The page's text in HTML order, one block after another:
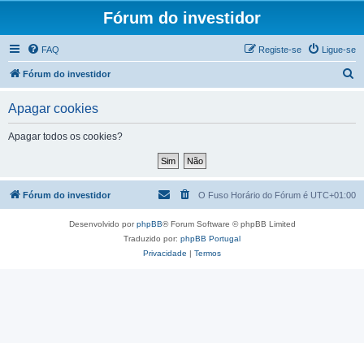
Fórum do investidor
FAQ Ligue-se
Registe-se
Fórum do investidor
a
Apagar cookies
Apagar todos os cookies?
Fórum do investidor O Fuso Horário do Fórum é UTC+01:00
Desenvolvido porphpBB® Forum Software © phpBB Limited
Traduzido por: phpBB Portugal
Privacidade | Termos